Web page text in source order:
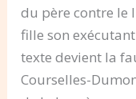
du père contre le
fille son
texte devient la
Courselles-